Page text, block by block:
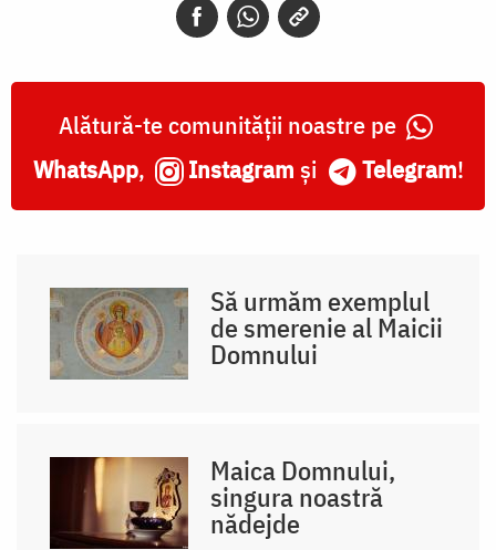
Alătură-te comunității noastre pe
WhatsApp, Instagram și Telegram!
Să urmăm exemplul
de smerenie al Maicii
Domnului
Maica Domnului,
singura noastră
nădejde